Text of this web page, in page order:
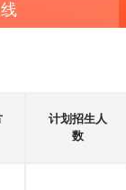
计划招生人
数